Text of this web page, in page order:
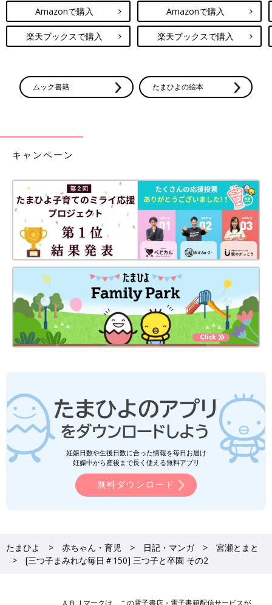
Amazonで購入
楽天ブックスで購入
Amazonで購入
楽天ブックスで購入
ムック書籍 たまひよの絵本
キャンペーン
妊娠日数や生後日数に合った情報を毎日お届け
妊娠中から産後まで長く使える無料アプリ
無料ダウンロード
たまひよ 赤ちゃん・育児 日記・マンガ
宮瀬とまと
[三つ子まみれな毎日＃150] 三つ子と卒園 その2
ＡＢＪマークは、この電子書店・電子書籍配信サービスが、